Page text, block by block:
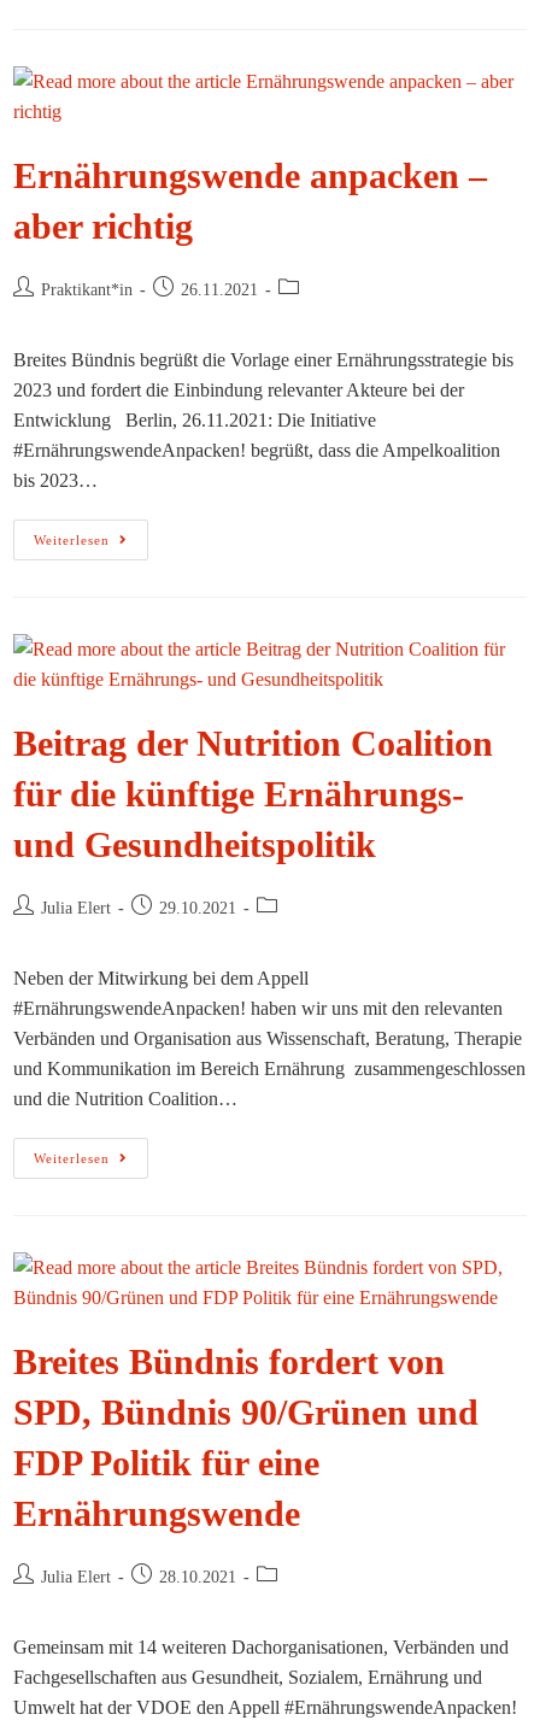
Gehören
Zusammen!
Ernährungswende anpacken –
aber richtig
Beitrags-Praktikant*in
Beitrag26.11.2021
Beitrags-
Breites Bündnis begrüßt die Vorlage einer Ernährungsstrategie bis
2023 und fordert die Einbindung relevanter Akteure bei der
Entwicklung Berlin, 26.11.2021: Die Initiative
#ErnährungswendeAnpacken! begrüßt, dass die Ampelkoalition
bis 2023…
Weiterlesen
Ernährungswende
Anpacken
Beitrag der Nutrition Coalition
für die künftige Ernährungs-
und Gesundheitspolitik
Beitrags-Julia Elert
Beitrag29.10.2021
Beitrags-
Neben der Mitwirkung bei dem Appell
#ErnährungswendeAnpacken! haben wir uns mit den relevanten
Verbänden und Organisation aus Wissenschaft, Beratung, Therapie
und Kommunikation im Bereich Ernährung zusammengeschlossen
und die Nutrition Coalition…
Weiterlesen
Beitrag
Der
Künftige
Ernährungs-
Und
Gesundheitspolitik
Breites Bündnis fordert von
SPD, Bündnis 90/Grünen und
FDP Politik für eine
Ernährungswende
Beitrags-Julia Elert
Beitrag28.10.2021
Beitrags-
Gemeinsam mit 14 weiteren Dachorganisationen, Verbänden und
Fachgesellschaften aus Gesundheit, Sozialem, Ernährung und
Umwelt hat der VDOE den Appell #ErnährungswendeAnpacken!